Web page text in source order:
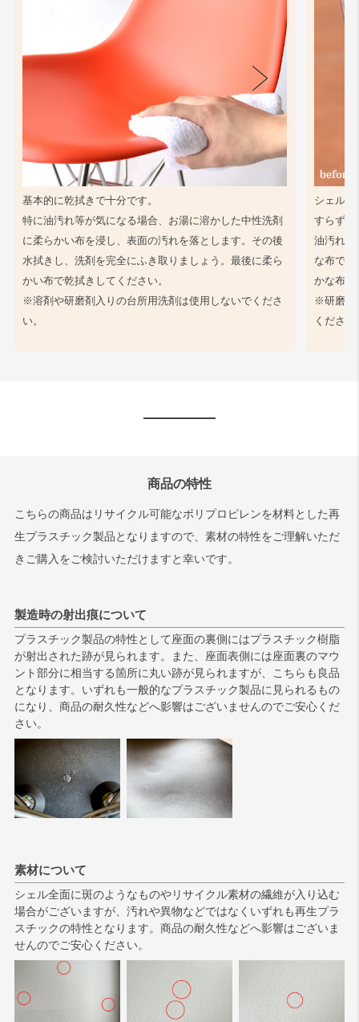
基本的に乾拭きで十分です。
特に油汚れ等が気になる場合、お湯に溶かした中性洗剤
に柔らかい布を浸し、表面の汚れを落とします。その後
水拭きし、洗剤を完全にふき取りましょう。最後に柔ら
かい布で乾拭きしてください。
※溶剤や研磨剤入りの台所用洗剤は使用しないでくださ
い。
シェル同
すらず、
油汚れ等
な布で軽
かな布で
※研磨剤
ください
商品の特性
こちらの商品はリサイクル可能なポリプロピレンを材料とした再
生プラスチック製品となりますので、素材の特性をご理解いただ
きご購入をご検討いただけますと幸いです。
製造時の射出痕について
プラスチック製品の特性として座面の裏側にはプラスチック樹脂
が射出された跡が見られます。また、座面表側には座面裏のマウ
ント部分に相当する箇所に丸い跡が見られますが、こちらも良品
となります。いずれも一般的なプラスチック製品に見られるもの
になり、商品の耐久性などへ影響はございませんのでご安心くだ
さい。
素材について
シェル全面に斑のようなものやリサイクル素材の繊維が入り込む
場合がございますが、汚れや異物などではなくいずれも再生プラ
スチックの特性となります。商品の耐久性などへ影響はございま
せんのでご安心ください。